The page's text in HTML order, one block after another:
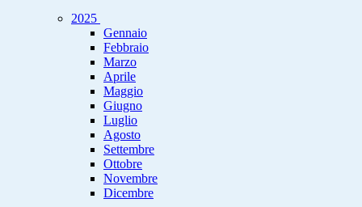
2025
Gennaio
Febbraio
Marzo
Aprile
Maggio
Giugno
Luglio
Agosto
Settembre
Ottobre
Novembre
Dicembre